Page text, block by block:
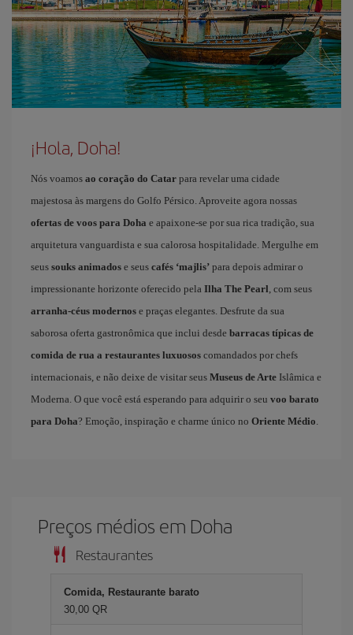
¡Hola, Doha!
Nós voamos ao coração do Catar para revelar uma cidade
majestosa às margens do Golfo Pérsico. Aproveite agora nossas
ofertas de voos para Doha e apaixone-se por sua rica tradição, sua
arquitetura vanguardista e sua calorosa hospitalidade. Mergulhe em
seus souks animados e seus cafés ‘majlis’ para depois admirar o
impressionante horizonte oferecido pela Ilha The Pearl , com seus
arranha-céus modernos e praças elegantes. Desfrute da sua
saborosa oferta gastronômica que inclui desde barracas típicas de
comida de rua a restaurantes luxuosos comandados por chefs
internacionais, e não deixe de visitar seus Museus de Arte Islâmica e
Moderna. O que você está esperando para adquirir o seu voo barato
para Doha? Emoção, inspiração e charme único no Oriente Médio
Preços médios em Doha
Restaurantes
Comida, Restaurante barato
30,00 QR